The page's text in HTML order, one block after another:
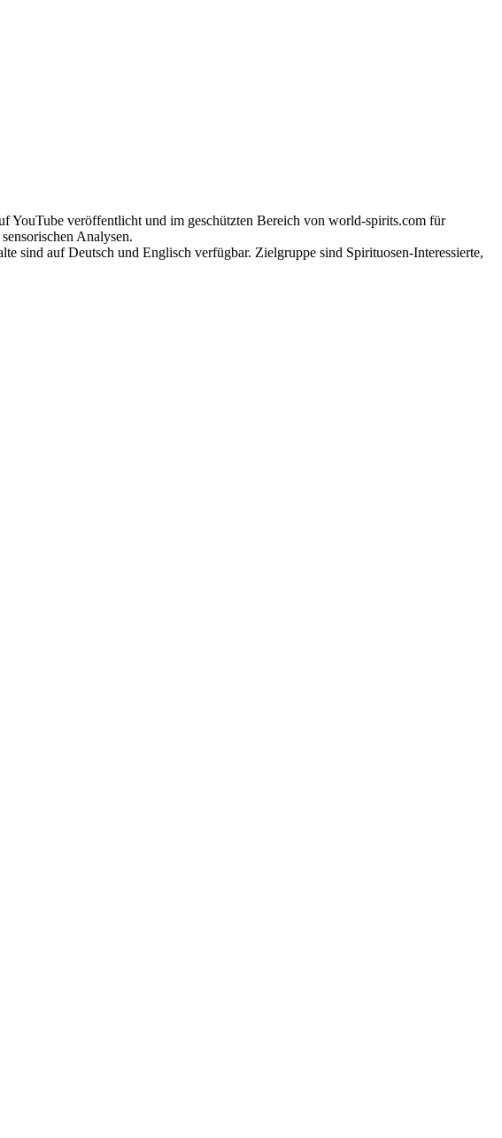
veröffentlicht und im geschützten Bereich von world-spirits.com für
Analysen.
sind auf Deutsch und Englisch verfügbar. Zielgruppe sind Spirituosen-Interessierte,